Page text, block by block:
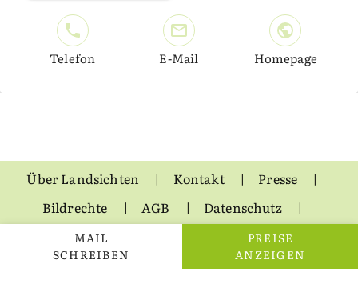
MAIL
SCHREIBEN
PREISE
ANZEIGEN
Telefon E-Mail Homepage
Über Landsichten Kontakt
Presse
Bildrechte
AGB
Datenschutz